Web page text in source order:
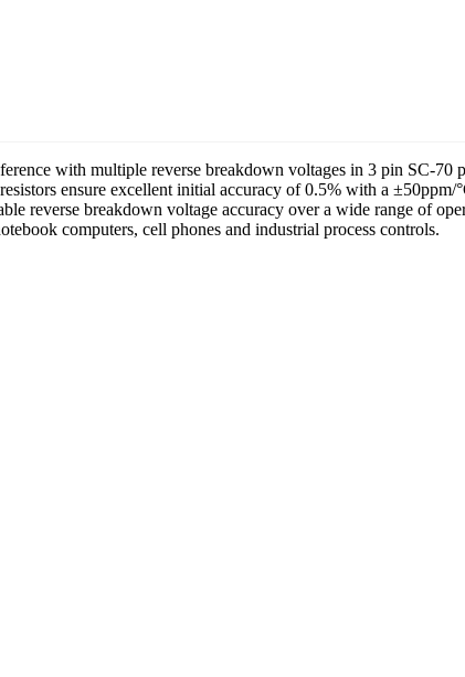
with multiple reverse breakdown voltages in 3 pin SC-70
ensure excellent initial accuracy of 0.5% with a ±50ppm/
reverse breakdown voltage accuracy over a wide range of
computers, cell phones and industrial process controls.